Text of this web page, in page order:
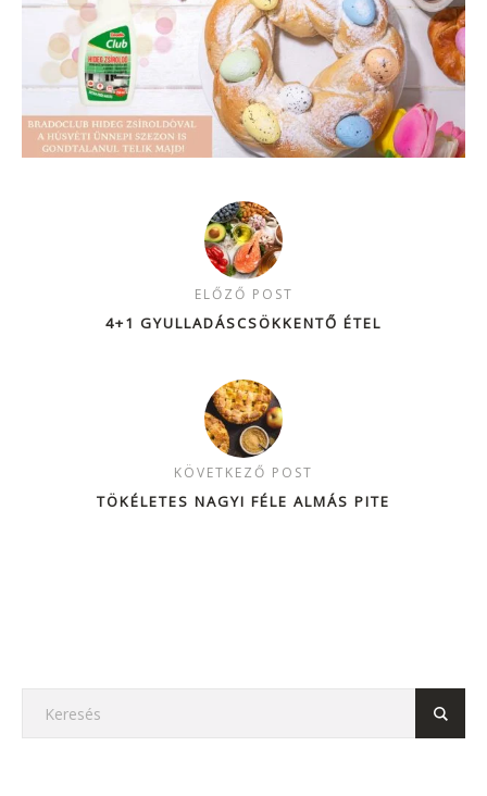
ELŐZŐ POST
4+1 GYULLADÁSCSÖKKENTŐ ÉTEL
KÖVETKEZŐ POST
TÖKÉLETES NAGYI FÉLE ALMÁS PITE